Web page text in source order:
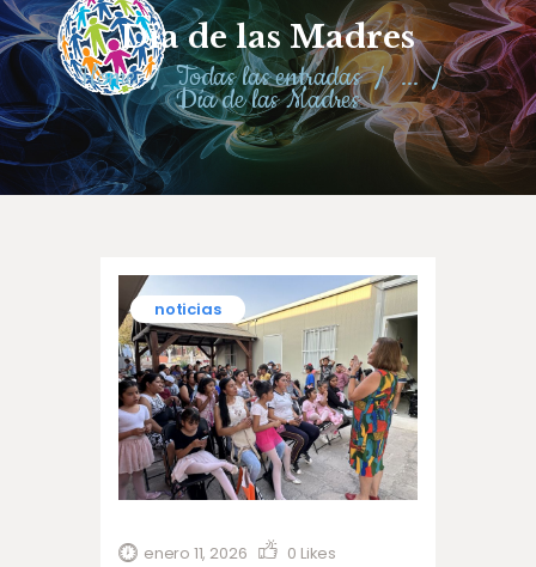
Día de las Madres
Home Todas las entradas ...
Día de las Madres
NOTICIAS
DONAR
CONTACTO
noticias
enero 11, 2026 0 Likes